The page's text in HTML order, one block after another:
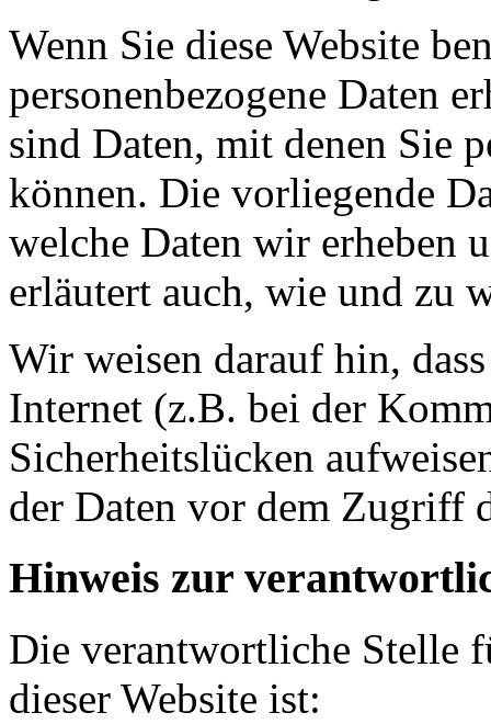
Wenn Sie diese Website
personenbezogene Daten
sind Daten, mit denen Sie
können. Die vorliegende
welche Daten wir erheben
erläutert auch, wie und zu
Wir weisen darauf hin,
Internet (z.B. bei der
Sicherheitslücken
der Daten vor dem Zugriff
Hinweis zur
Die verantwortliche Stelle
dieser Website ist: